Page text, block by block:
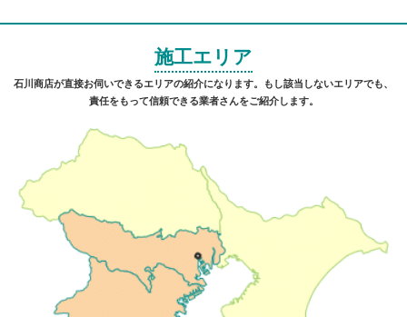
施工エリア
石川商店が直接お伺いできるエリアの紹介になります。もし該当しないエリアでも、
責任をもって信頼できる業者さんをご紹介します。